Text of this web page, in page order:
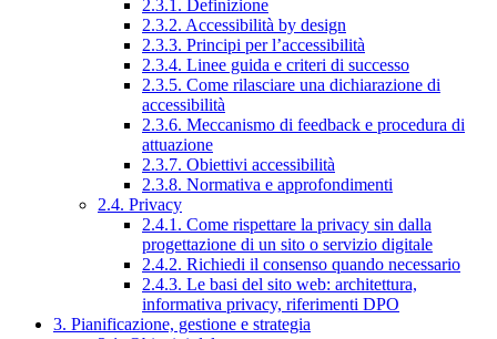
2.3.1. Definizione
2.3.2. Accessibilità by design
2.3.3. Principi per l’accessibilità
2.3.4. Linee guida e criteri di successo
2.3.5. Come rilasciare una dichiarazione di
accessibilità
2.3.6. Meccanismo di feedback e procedura di
attuazione
2.3.7. Obiettivi accessibilità
2.3.8. Normativa e approfondimenti
2.4. Privacy
2.4.1. Come rispettare la privacy sin dalla
progettazione di un sito o servizio digitale
2.4.2. Richiedi il consenso quando necessario
2.4.3. Le basi del sito web: architettura,
informativa privacy, riferimenti DPO
3. Pianificazione, gestione e strategia